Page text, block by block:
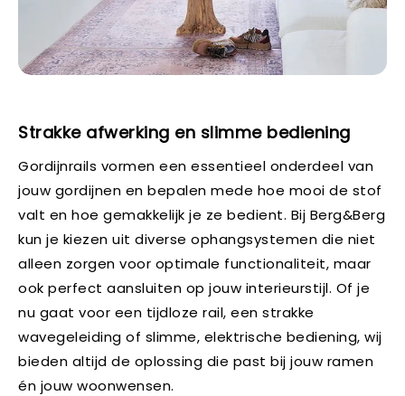
Strakke afwerking en slimme bediening
Gordijnrails vormen een essentieel onderdeel van
jouw gordijnen en bepalen mede hoe mooi de stof
valt en hoe gemakkelijk je ze bedient. Bij Berg&Berg
kun je kiezen uit diverse ophangsystemen die niet
alleen zorgen voor optimale functionaliteit, maar
ook perfect aansluiten op jouw interieurstijl. Of je
nu gaat voor een tijdloze rail, een strakke
wavegeleiding of slimme, elektrische bediening, wij
bieden altijd de oplossing die past bij jouw ramen
én jouw woonwensen.